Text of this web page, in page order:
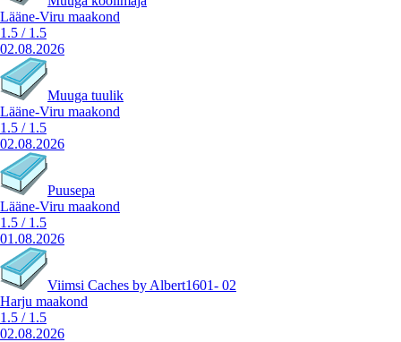
Lääne-Viru maakond
1.5 / 1.5
02.08.2026
Muuga tuulik
Lääne-Viru maakond
1.5 / 1.5
02.08.2026
Puusepa
Lääne-Viru maakond
1.5 / 1.5
01.08.2026
Viimsi Caches by Albert1601- 02
Harju maakond
1.5 / 1.5
02.08.2026